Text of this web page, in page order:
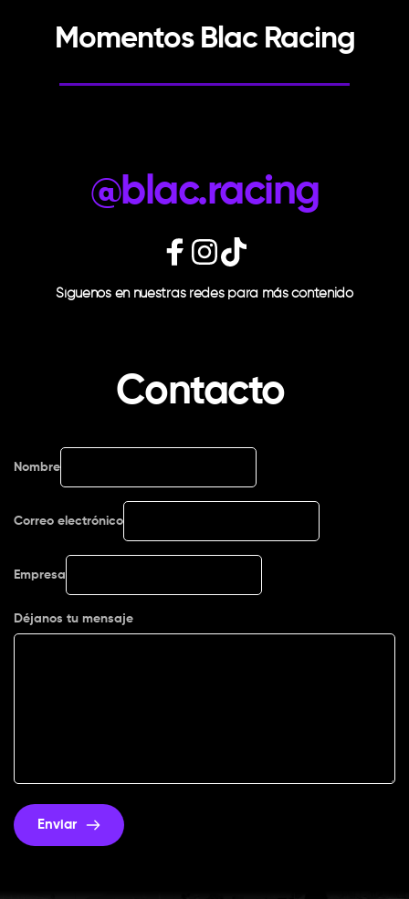
Momentos Blac Racing
@blac.racing
Síguenos en nuestras redes para más contenido
Contacto
Nombre
Correo electrónico
Empresa
Déjanos tu mensaje
Enviar